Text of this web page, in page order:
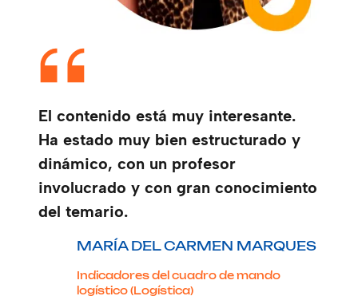
El contenido está muy interesante.
Ha estado muy bien estructurado y
dinámico, con un profesor
involucrado y con gran conocimiento
del temario.
MARÍA DEL CARMEN MARQUES
Indicadores del cuadro de mando
logístico (Logística)